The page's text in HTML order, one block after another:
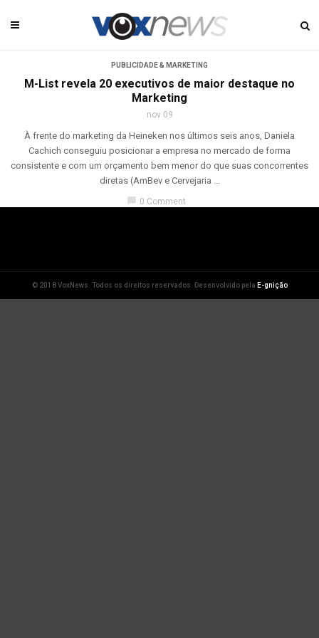
PUBLICIDADE & MARKETING
M-List revela 20 executivos de maior destaque no
Marketing
nov 09
À frente do marketing da Heineken nos últimos seis anos, Daniela
Cachich conseguiu posicionar a empresa no mercado de forma
consistente e com um orçamento bem menor do que suas concorrentes
diretas (AmBev e Cervejaria ...
chat_bubble 0 Comment
© 2018 VoxNews. Todos os direitos reservados. Desenvolvido pela E-gnição